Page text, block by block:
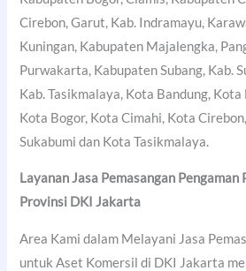
Cirebon, Garut, Kab. Indramayu,
Kuningan, Kabupaten Majalengka,
Purwakarta, Kabupaten Subang, Kab.
Kab. Tasikmalaya, Kota Bandung,
Kota Bogor, Kota Cimahi, Kota
Sukabumi dan Kota Tasikmalaya.
Layanan Jasa Pemasangan
Provinsi DKI Jakarta
Area Kami dalam Melayani Jasa
untuk Aset Komersil di DKI Jakarta